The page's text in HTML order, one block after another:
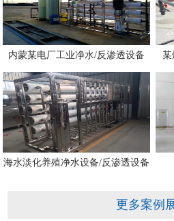
内蒙某电厂工业净水/反渗透设备 某
海水淡化养殖净水设备/反渗透设备
更多案例